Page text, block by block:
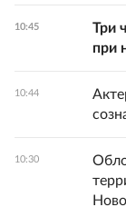
10:45
Три
при
10:44
10:30